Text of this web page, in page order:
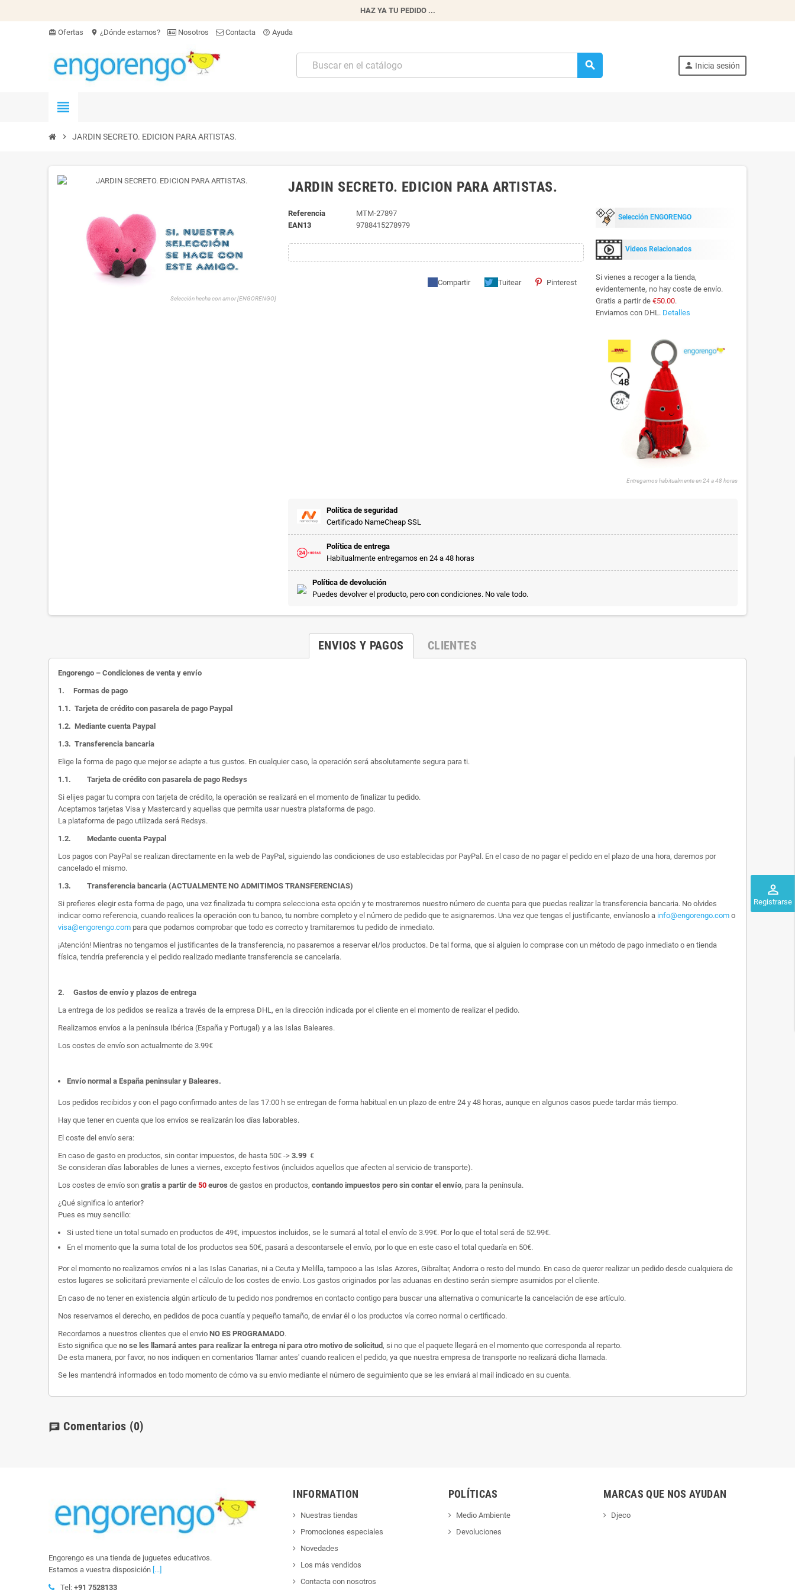
HAZ YA TU PEDIDO ...
card_giftcard Ofertas location_on ¿Dónde estamos? Nosotros Contacta help_outline Ayuda
search person Inicia sesión
perm_identity
Registrarse
view_headline
chevron_right JARDIN SECRETO. EDICION PARA ARTISTAS.
Selección hecha con amor [ENGORENGO]
JARDIN SECRETO. EDICION PARA ARTISTAS.
Referencia
MTM-27897
EAN13
9788415278979
Compartir Tuitear Pinterest
Selección ENGORENGO
Videos Relacionados
Si vienes a recoger a la tienda,
evidentemente, no hay coste de envío.
Gratis a partir de €50.00.
Enviamos con DHL. Detalles
Entregamos habitualmente en 24 a 48 horas
Política de seguridad
Certificado NameCheap SSL
Política de entrega
Habitualmente entregamos en 24 a 48 horas
Política de devolución
Puedes devolver el producto, pero con condiciones. No vale todo.
ENVIOS Y PAGOS CLIENTES
Engorengo – Condiciones de venta y envío
1. Formas de pago
1.1. Tarjeta de crédito con pasarela de pago Paypal
1.2. Mediante cuenta Paypal
1.3. Transferencia bancaria
Elige la forma de pago que mejor se adapte a tus gustos. En cualquier caso, la operación será absolutamente segura para ti.
1.1. Tarjeta de crédito con pasarela de pago Redsys
Si elijes pagar tu compra con tarjeta de crédito, la operación se realizará en el momento de finalizar tu pedido.
Aceptamos tarjetas Visa y Mastercard y aquellas que permita usar nuestra plataforma de pago.
La plataforma de pago utilizada será Redsys.
1.2. Medante cuenta Paypal
Los pagos con PayPal se realizan directamente en la web de PayPal, siguiendo las condiciones de uso establecidas por PayPal. En el caso de no pagar el pedido en el plazo de una hora, daremos por
cancelado el mismo.
1.3. Transferencia bancaria (ACTUALMENTE NO ADMITIMOS TRANSFERENCIAS)
Si prefieres elegir esta forma de pago, una vez finalizada tu compra selecciona esta opción y te mostraremos nuestro número de cuenta para que puedas realizar la transferencia bancaria. No olvides
indicar como referencia, cuando realices la operación con tu banco, tu nombre completo y el número de pedido que te asignaremos. Una vez que tengas el justificante, envíanoslo a info@engorengo.com o
visa@engorengo.com para que podamos comprobar que todo es correcto y tramitaremos tu pedido de inmediato.
¡Atención! Mientras no tengamos el justificantes de la transferencia, no pasaremos a reservar el/los productos. De tal forma, que si alguien lo comprase con un método de pago inmediato o en tienda
física, tendría preferencia y el pedido realizado mediante transferencia se cancelaría.
2. Gastos de envío y plazos de entrega
La entrega de los pedidos se realiza a través de la empresa DHL, en la dirección indicada por el cliente en el momento de realizar el pedido.
Realizamos envíos a la península Ibérica (España y Portugal) y a las Islas Baleares.
Los costes de envío son actualmente de 3.99€
Envío normal a España peninsular y Baleares.
Los pedidos recibidos y con el pago confirmado antes de las 17:00 h se entregan de forma habitual en un plazo de entre 24 y 48 horas, aunque en algunos casos puede tardar más tiempo.
Hay que tener en cuenta que los envíos se realizarán los días laborables.
El coste del envío sera:
En caso de gasto en productos, sin contar impuestos, de hasta 50€ -> 3.99 €
Se consideran días laborables de lunes a viernes, excepto festivos (incluidos aquellos que afecten al servicio de transporte).
Los costes de envío son gratis a partir de 50 euros de gastos en productos, contando impuestos pero sin contar el envío, para la península.
¿Qué significa lo anterior?
Pues es muy sencillo:
Si usted tiene un total sumado en productos de 49€, impuestos incluidos, se le sumará al total el envío de 3.99€. Por lo que el total será de 52.99€.
En el momento que la suma total de los productos sea 50€, pasará a descontarsele el envío, por lo que en este caso el total quedaría en 50€.
Por el momento no realizamos envíos ni a las Islas Canarias, ni a Ceuta y Melilla, tampoco a las Islas Azores, Gibraltar, Andorra o resto del mundo. En caso de querer realizar un pedido desde cualquiera de
estos lugares se solicitará previamente el cálculo de los costes de envío. Los gastos originados por las aduanas en destino serán siempre asumidos por el cliente.
En caso de no tener en existencia algún artículo de tu pedido nos pondremos en contacto contigo para buscar una alternativa o comunicarte la cancelación de ese artículo.
Nos reservamos el derecho, en pedidos de poca cuantía y pequeño tamaño, de enviar él o los productos vía correo normal o certificado.
Recordamos a nuestros clientes que el envio NO ES PROGRAMADO.
Esto significa que no se les llamará antes para realizar la entrega ni para otro motivo de solicitud , si no que el paquete llegará en el momento que corresponda al reparto.
De esta manera, por favor, no nos indiquen en comentarios 'llamar antes' cuando realicen el pedido, ya que nuestra empresa de transporte no realizará dicha llamada.
Se les mantendrá informados en todo momento de cómo va su envio mediante el número de seguimiento que se les enviará al mail indicado en su cuenta.
chat Comentarios (0)
Engorengo es una tienda de juguetes educativos.
Estamos a vuestra disposición [...]
Tel: +91 7528133
INFORMATION
Nuestras tiendas
Promociones especiales
Novedades
Los más vendidos
Contacta con nosotros
POLÍTICAS
Medio Ambiente
Devoluciones
MARCAS QUE NOS AYUDAN
Djeco